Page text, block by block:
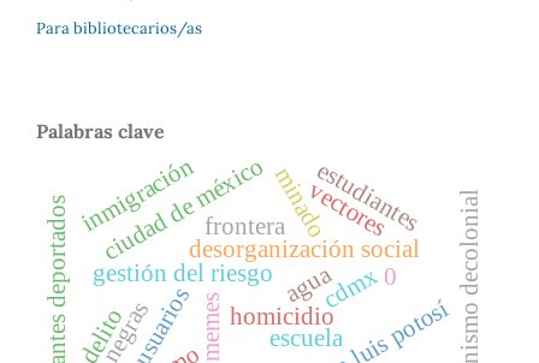
Para bibliotecarios/as
Palabras clave
homicidio
gestión del riesgo
usuariosmemes
ciudad de méxicodesorganización social
cdmx
delito
minado
agua
vectores feminismo decolonial
escuela
estudiantes
frontera
inmigración
migrantes deportados 0